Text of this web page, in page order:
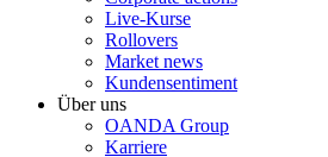
Live-Kurse
Rollovers
Market news
Kundensentiment
Über uns
OANDA Group
Karriere